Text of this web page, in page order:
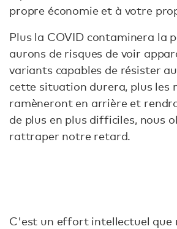
propre économie et à votre
Plus la COVID contaminera la
aurons de risques de voir
variants capables de résister
cette situation durera, plus les
ramèneront en arrière et
de plus en plus difficiles, nous
rattraper notre retard.
C'est un effort intellectuel que